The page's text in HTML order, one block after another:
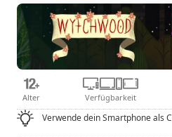
Alter Verfügbarkeit
Verwende dein Smartphone als